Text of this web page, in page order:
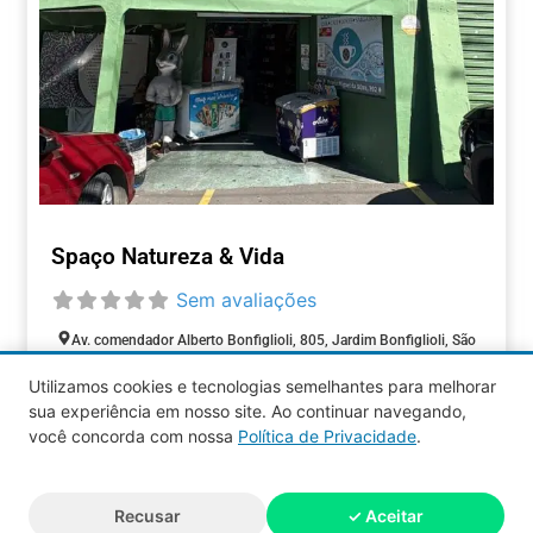
Spaço Natureza & Vida
Sem avaliações
Av. comendador Alberto Bonfiglioli, 805, Jardim Bonfiglioli, São
COMÉRCIOS Aberto agora:
reservados.
Utilizamos cookies e tecnologias semelhantes para melhorar
sua experiência em nosso site. Ao continuar navegando,
você concorda com nossa Política de Privacidade.
Recusar ✓ Aceitar